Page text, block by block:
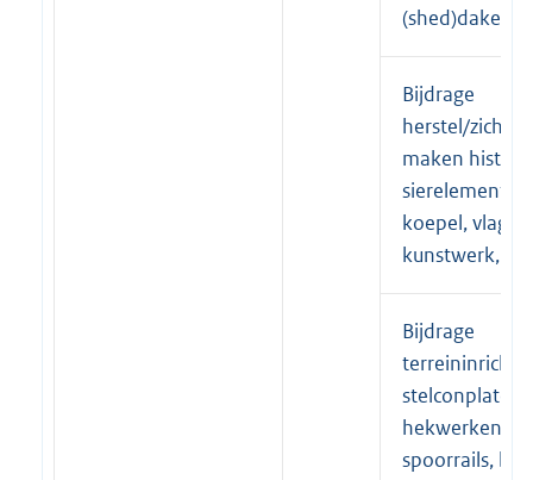
(shed)daken
Bijdrage
herstel/
maken
sierelementen
koepel,
kunstwerk,
Bijdrage
stelconplaten,
hekwerken,
spoorrails,